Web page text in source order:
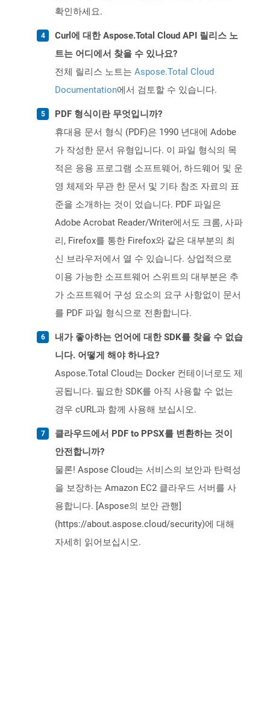
확인하세요.
Curl에 대한 Aspose.Total Cloud API 릴리스 노
트는 어디에서 찾을 수 있나요?
전체 릴리스 노트는 Aspose.Total Cloud
Documentation에서 검토할 수 있습니다.
PDF 형식이란 무엇입니까?
휴대용 문서 형식 (PDF)은 1990 년대에 Adobe
가 작성한 문서 유형입니다. 이 파일 형식의 목
적은 응용 프로그램 소프트웨어, 하드웨어 및 운
영 체제와 무관 한 문서 및 기타 참조 자료의 표
준을 소개하는 것이 었습니다. PDF 파일은
Adobe Acrobat Reader/Writer에서도 크롬, 사파
리, Firefox를 통한 Firefox와 같은 대부분의 최
신 브라우저에서 열 수 있습니다. 상업적으로
이용 가능한 소프트웨어 스위트의 대부분은 추
가 소프트웨어 구성 요소의 요구 사항없이 문서
를 PDF 파일 형식으로 전환합니다.
내가 좋아하는 언어에 대한 SDK를 찾을 수 없습
니다. 어떻게 해야 하나요?
Aspose.Total Cloud는 Docker 컨테이너로도 제
공됩니다. 필요한 SDK를 아직 사용할 수 없는
경우 cURL과 함께 사용해 보십시오.
클라우드에서 PDF to PPSX를 변환하는 것이
안전합니까?
물론! Aspose Cloud는 서비스의 보안과 탄력성
을 보장하는 Amazon EC2 클라우드 서버를 사
용합니다. [Aspose의 보안 관행]
(https://about.aspose.cloud/security)에 대해
자세히 읽어보십시오.